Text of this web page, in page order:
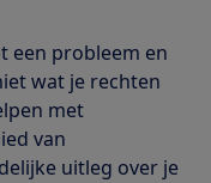
een probleem en
wat je rechten
met
van
uitleg over je